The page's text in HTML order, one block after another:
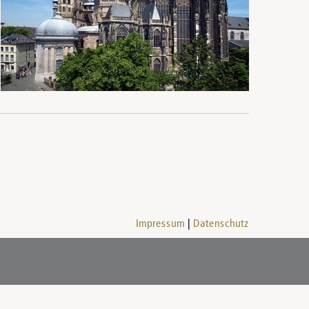
Impressum Datenschutz